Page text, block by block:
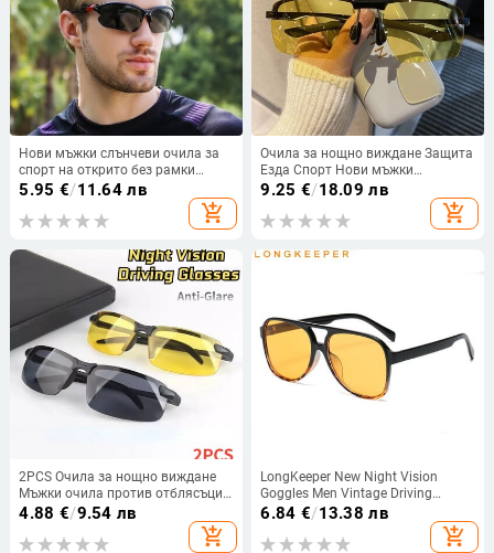
Нови мъжки слънчеви очила за
спорт на открито без рамки
Колоездене Поляризиращи
нощно бягане Ветроустойчиви
леки защитни слънчеви очила
5.95 €/11.64 лв
add_shopping_cart
Очила за нощно виждане Защита
Езда Спорт Нови мъжки
поляризирани слънчеви очила
9.25 €/18.09 лв
add_shopping_cart
2PCS Очила за нощно виждане
Мъжки очила против отблясъци
Driving Goggle Half Frame
Поляризирани слънчеви очила
за шофьор UV400 дневни и
4.88 €/9.54 лв
add_shopping_cart
LongKeeper New Night Vision
Goggles Men Vintage Driving
Sunglasses Women Pilot Square
Yellow Lens Sun Glasses Anti Glare
Oculos
6.84 €/13.38 лв
add_shopping_cart